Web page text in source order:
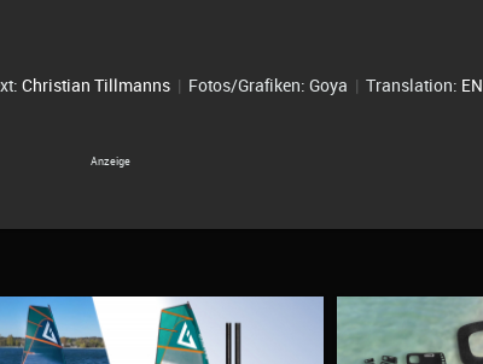
Christian Tillmanns | Fotos/Grafiken: Goya | Translation: EN